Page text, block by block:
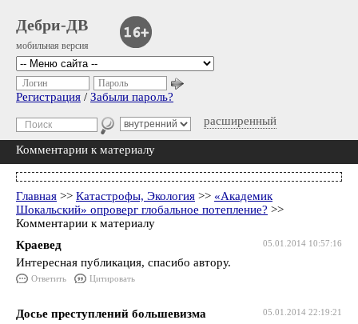
Дебри-ДВ
мобильная версия
расширенный
Логин Пароль
Регистрация / Забыли пароль?
Комментарии к материалу
Главная >> Катастрофы, Экология >> «Академик
Шокальский» опроверг глобальное потепление? >>
Комментарии к материалу
05.01.2014 10:57:16
Краевед
Интересная публикация, спасибо автору.
Ответить Цитировать
05.01.2014 22:19:21
Досье преступлений большевизма